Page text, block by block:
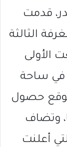
قدمت
الثالثة
الأولى
في ساحة
حصول
وتضاف
أعلنت